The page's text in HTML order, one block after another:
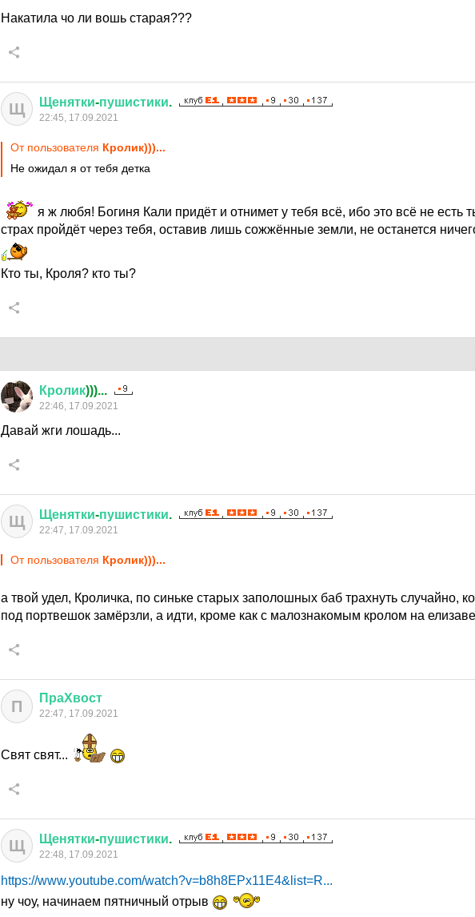
Накатила чо ли вошь старая???
Щ Щенятки-пушистики.
22:45, 17.09.2021
От пользователя Кролик)))...
Не ожидал я от тебя детка
я ж любя! Богиня Кали придёт и отнимет у тебя всё, ибо это всё не есть
страх пройдёт через тебя, оставив лишь сожжённые земли, не останется
Кто ты, Кроля? кто ты?
Кролик)))...
22:46, 17.09.2021
Давай жги лошадь...
Щ Щенятки-пушистики.
22:47, 17.09.2021
От пользователя Кролик)))...
а твой удел, Кроличка, по синьке старых заполошных баб трахнуть случайно,
под портвешок замёрзли, а идти, кроме как с малознакомым кролом на
П ПраХвост
22:47, 17.09.2021
Свят свят...
Щ Щенятки-пушистики.
22:48, 17.09.2021
https://www.youtube.com/watch?v=b8h8EPx11E4&list=R...
ну чоу, начинаем пятничный отрыв